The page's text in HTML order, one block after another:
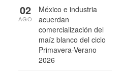
México e industria
acuerdan
comercialización del
maíz blanco del ciclo
Primavera-Verano
2026
02
AGO